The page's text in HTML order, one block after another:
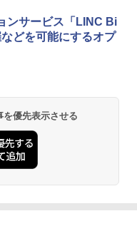
ンサービス「LINC Bi
どを可能にするオプ
優先表示させる